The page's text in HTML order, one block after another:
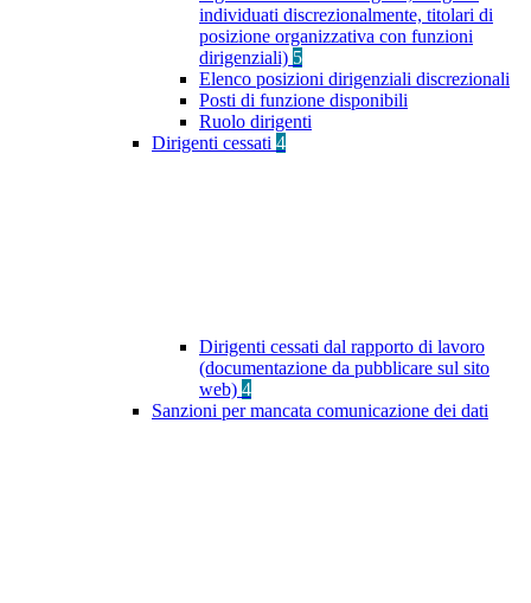
individuati discrezionalmente, titolari di
posizione organizzativa con funzioni
dirigenziali) 5
Elenco posizioni dirigenziali discrezionali
Posti di funzione disponibili
Ruolo dirigenti
Dirigenti cessati 4
Dirigenti cessati dal rapporto di lavoro
(documentazione da pubblicare sul sito
web) 4
Sanzioni per mancata comunicazione dei dati